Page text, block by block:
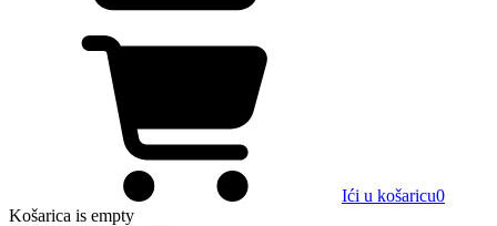
Ići u košaricu0
Košarica is empty